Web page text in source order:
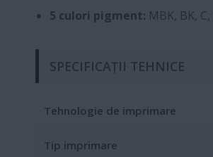
5 culori pigment: MBK, BK,
SPECIFICAȚII TEHNICE
Tehnologie de imprimare
Tip imprimare